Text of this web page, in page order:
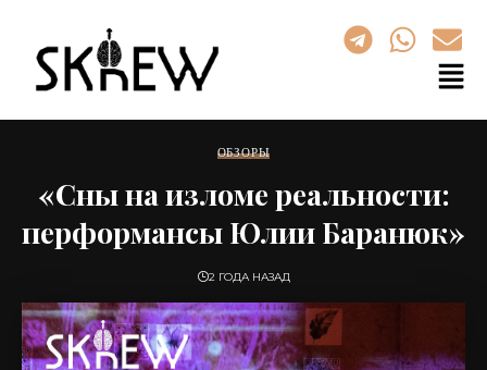
ОБЗОРЫ
«Сны на изломе реальности:
перформансы Юлии Баранюк»
2 ГОДА НАЗАД